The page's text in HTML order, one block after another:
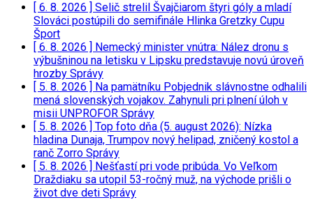
[ 6. 8. 2026 ] Selič strelil Švajčiarom štyri góly a mladí
Slováci postúpili do semifinále Hlinka Gretzky Cupu
Šport
[ 6. 8. 2026 ] Nemecký minister vnútra: Nález dronu s
výbušninou na letisku v Lipsku predstavuje novú úroveň
hrozby Správy
[ 5. 8. 2026 ] Na pamätníku Pobjednik slávnostne odhalili
mená slovenských vojakov. Zahynuli pri plnení úloh v
misii UNPROFOR Správy
[ 5. 8. 2026 ] Top foto dňa (5. august 2026): Nízka
hladina Dunaja, Trumpov nový helipad, zničený kostol a
ranč Zorro Správy
[ 5. 8. 2026 ] Nešťastí pri vode pribúda. Vo Veľkom
Draždiaku sa utopil 53-ročný muž, na východe prišli o
život dve deti Správy